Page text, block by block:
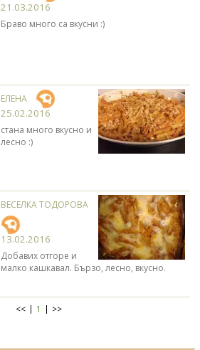
21.03.2016
Браво много са вкусни :)
ЕЛЕНА
25.02.2016
стана много вкусно и
лесно :)
ВЕСЕЛКА ТОДОРОВА
13.02.2016
Добавих отгоре и
малко кашкавал. Бързо, лесно, вкусно.
<< 1 >>